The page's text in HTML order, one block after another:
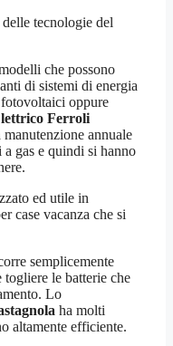
tecnologie del
che possono
di sistemi di energia
oppure
Ferroli
annuale
gas e quindi si hanno
ed utile in
case vacanza che si
semplicemente
togliere le batterie che
Lo
ha molti
altamente efficiente.